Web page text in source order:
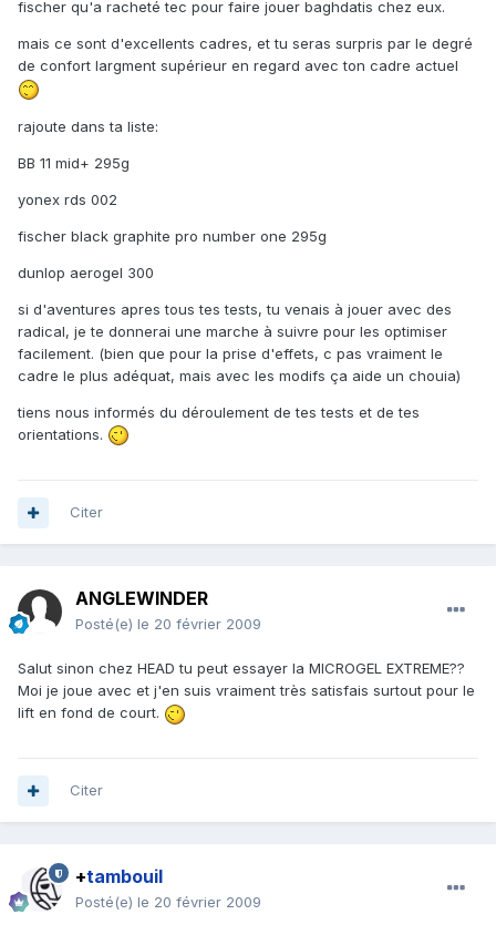
fischer qu'a racheté tec pour faire jouer baghdatis chez eux.
mais ce sont d'excellents cadres, et tu seras surpris par le degré
de confort largment supérieur en regard avec ton cadre actuel
rajoute dans ta liste:
BB 11 mid+ 295g
yonex rds 002
fischer black graphite pro number one 295g
dunlop aerogel 300
si d'aventures apres tous tes tests, tu venais à jouer avec des
radical, je te donnerai une marche à suivre pour les optimiser
facilement. (bien que pour la prise d'effets, c pas vraiment le
cadre le plus adéquat, mais avec les modifs ça aide un chouia)
tiens nous informés du déroulement de tes tests et de tes
orientations.
Citer
ANGLEWINDER
Posté(e) le 20 février 2009
Salut sinon chez HEAD tu peut essayer la MICROGEL EXTREME??
Moi je joue avec et j'en suis vraiment très satisfais surtout pour le
lift en fond de court.
Citer
+tambouil
Posté(e) le 20 février 2009